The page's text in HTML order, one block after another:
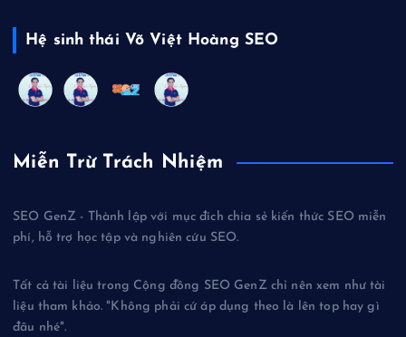
Hệ sinh thái Võ Việt Hoàng SEO
Miễn Trừ Trách Nhiệm
SEO GenZ - Thành lập với mục đích chia sẻ kiến thức SEO miễn
phí, hỗ trợ học tập và nghiên cứu SEO.
Tất cả tài liệu trong Cộng đồng SEO GenZ chỉ nên xem như tài
liệu tham khảo. "Không phải cứ áp dụng theo là lên top hay gì
đâu nhé".